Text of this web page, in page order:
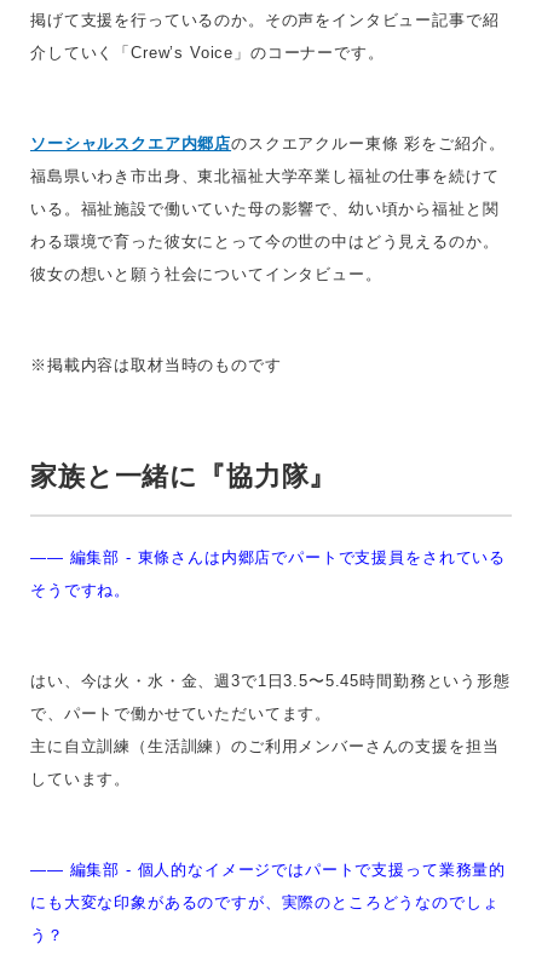
掲げて支援を行っているのか。その声をインタビュー記事で紹
介していく「Crew’s Voice」のコーナーです。
ソーシャルスクエア内郷店のスクエアクルー東條 彩をご紹介。
福島県いわき市出身、東北福祉大学卒業し福祉の仕事を続けて
いる。福祉施設で働いていた母の影響で、幼い頃から福祉と関
わる環境で育った彼女にとって今の世の中はどう見えるのか。
彼女の想いと願う社会についてインタビュー。
※掲載内容は取材当時のものです
家族と一緒に『協力隊』
—— 編集部 - 東條さんは内郷店でパートで支援員をされている
そうですね。
はい、今は火・水・金、週3で1日3.5〜5.45時間 勤務という形態
で、パートで働かせていただいてます。
主に自立訓練（生活訓練）のご利用メンバーさんの支援を担当
しています。
—— 編集部 - 個人的なイメージではパートで支援って業務量的
にも大変な印象があるのですが、実際のところどうなのでしょ
う？